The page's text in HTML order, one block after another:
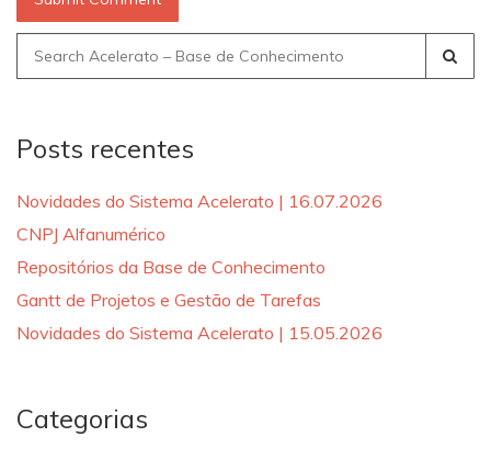
Search
for:
Posts recentes
Novidades do Sistema Acelerato | 16.07.2026
CNPJ Alfanumérico
Repositórios da Base de Conhecimento
Gantt de Projetos e Gestão de Tarefas
Novidades do Sistema Acelerato | 15.05.2026
Categorias